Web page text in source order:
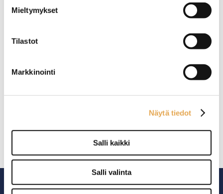
Mieltymykset
Tilastot
Markkinointi
Näytä tiedot
Salli kaikki
Salli valinta
7 kpl kylmävetolaatikoita,
1/1-200.
9 kpl kylmävetolaatikoita,
Restmec KLE 20012
12 kpl kylmävetolaatikoita,
joiden kapasiteetti on GN
(k) 900/1050 mm.
Kannen takaosassa on
4 kpl laatikoita, joiden
kapasiteetti on 3 x 1/1-150
GN ja 1 x 1 /1-200.